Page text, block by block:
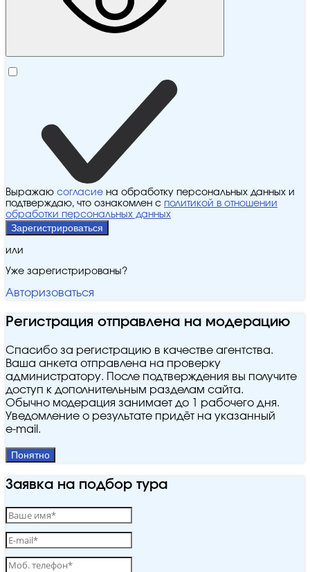
Выражаю согласие на обработку персональных данных и
подтверждаю, что ознакомлен с политикой в отношении
обработки персональных данных
Зарегистрироваться
или
Уже зарегистрированы?
Авторизоваться
Регистрация отправлена на модерацию
Спасибо за регистрацию в качестве агентства.
Ваша анкета отправлена на проверку
администратору. После подтверждения вы получите
доступ к дополнительным разделам сайта.
Обычно модерация занимает до 1 рабочего дня.
Уведомление о результате придёт на указанный
e‑mail.
Понятно
Заявка на подбор тура